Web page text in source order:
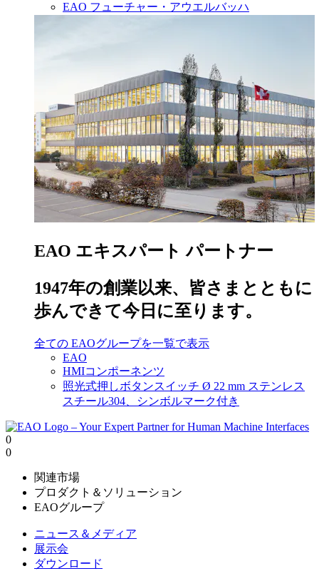
EAO フューチャー・アウエルバッハ
EAO エキスパート パートナー
1947年の創業以来、皆さまとともに
歩んできて今日に至ります。
全ての EAOグループを一覧で表示
EAO
HMIコンポーネンツ
照光式押しボタンスイッチ Ø 22 mm ステンレス
スチール304、シンボルマーク付き
0
0
関連市場
プロダクト＆ソリューション
EAOグループ
ニュース＆メディア
展示会
ダウンロード